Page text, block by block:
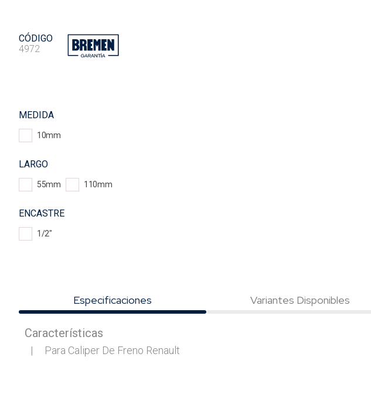
CÓDIGO
4972
MEDIDA
10mm
LARGO
55mm 110mm
ENCASTRE
1/2"
Especificaciones Variantes Disponibles
Características